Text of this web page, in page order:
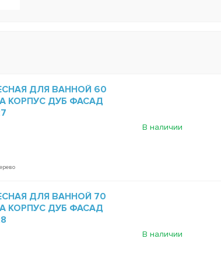
ДЛЯ ВАННОЙ 60
КОРПУС ДУБ ФАСАД
В наличии
ДЛЯ ВАННОЙ 70
КОРПУС ДУБ ФАСАД
В наличии